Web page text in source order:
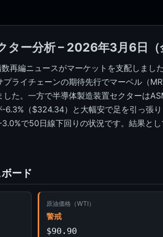
ター分析 – 2026年3月6日（
再編ニュースがマーケットを支配しま
ライチェーンの期待先行でマーベル（
た。一方で半導体製造装置セクターは
6.3%（$324.34）と大幅安で足を引っ張
で50日線下回りの状況です。結果と
ード
原油価格（WTI）
警戒
$90.90